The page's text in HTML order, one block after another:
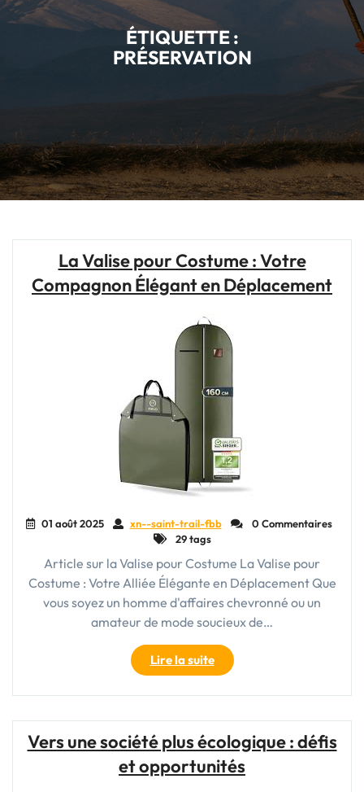
ÉTIQUETTE :
PRÉSERVATION
La Valise pour Costume : Votre
Compagnon Élégant en Déplacement
01 août 2025 xn--saint-trail-fbb
0 Commentaires
29 tags
Article sur la Valise pour Costume La Valise pour
Costume : Votre Alliée Élégante en Déplacement Que
vous soyez un homme d'affaires chevronné ou un
amateur de mode soucieux de…
Lire la suite"La
Valise
pour
Votre
Compagnon
Vers une société plus écologique : défis
et opportunités